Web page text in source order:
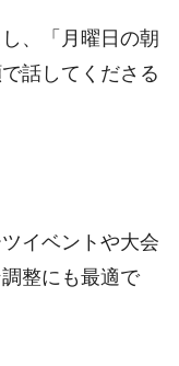
、「月曜日の朝
話してくださる
イベントや大会
整にも最適で